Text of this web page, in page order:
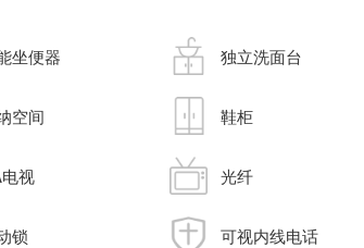
坐便器 独立洗面台
空间 鞋柜
视 光纤
锁 可视内线电话